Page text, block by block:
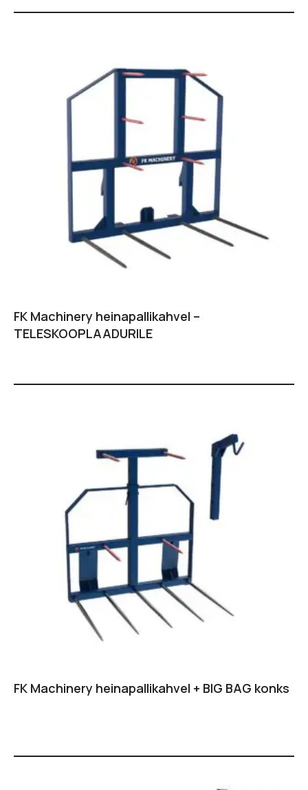
FK Machinery heinapallikahvel –
TELESKOOPLAADURILE
FK Machinery heinapallikahvel + BIG BAG konks